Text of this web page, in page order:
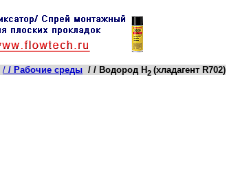
/ / Рабочие среды / / Водород H2 (хладагент R702)